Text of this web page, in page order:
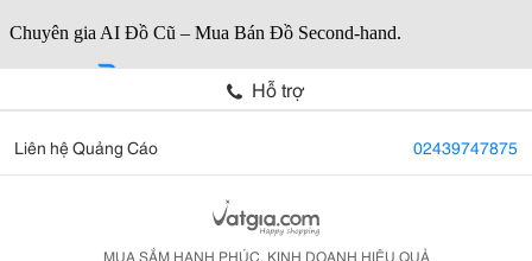
Hỗ trợ
Liên hệ Quảng Cáo 02439747875
MUA SẮM HẠNH PHÚC, KINH DOANH HIỆU QUẢ